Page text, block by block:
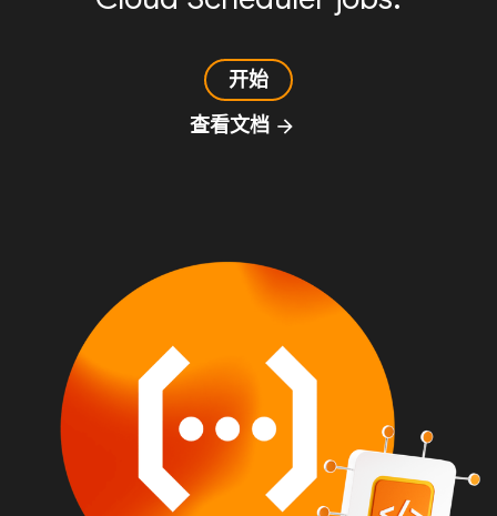
开始
查看文档 arrow_forward